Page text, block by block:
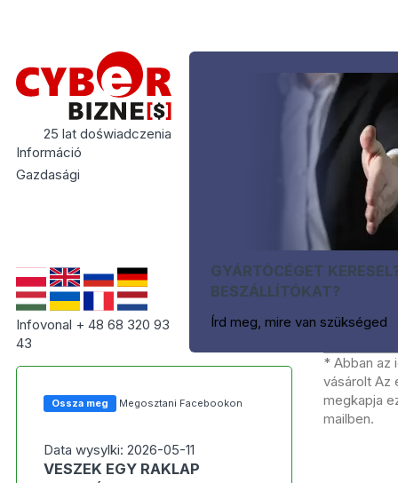
25 lat doświadczenia
Információ
Gazdasági
Infovonal + 48 68 320 93
43
GYÁRTÓCÉGET
BESZÁLLÍTÓKAT?
Írd meg, mire van szükséged
Ossza meg Megosztani Facebookon
Data wysylki: 2026-05-11
VESZEK EGY RAKLAP
* Abban az
vásárolt Az
megkapja
mailben.